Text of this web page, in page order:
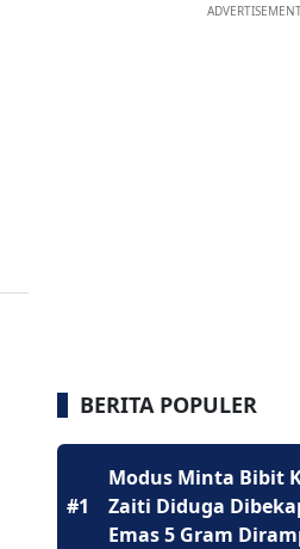
BERITA POPULER
#1
Modus Minta Bibit
Zaiti Diduga
Emas 5 Gram